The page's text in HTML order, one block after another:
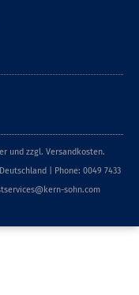
und zzgl. Versandkosten.
| Phone: 0049 7433
sohn.com